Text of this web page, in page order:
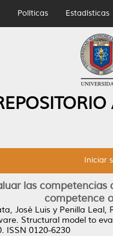
Políticas Estadísticas
Iniciar
las
competence
José Luis y Penilla Leal,
Structural model to
ISSN 0120-6230